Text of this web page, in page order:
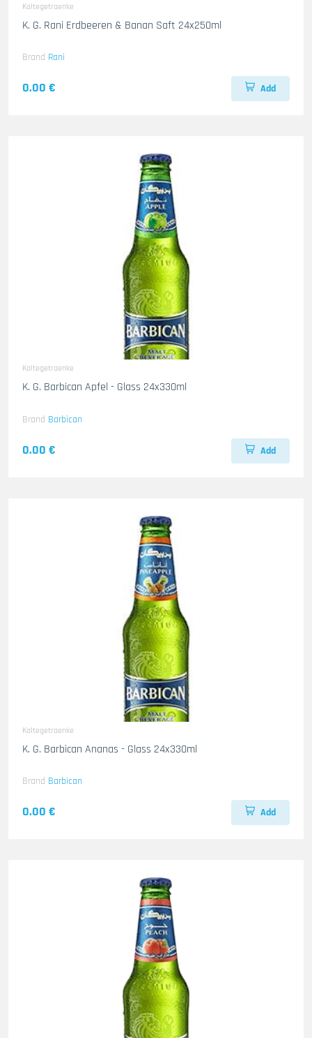
Kaltegetraenke
K. G. Rani Erdbeeren & Banan Saft 24x250ml
Brand Rani
0.00 € Add
Kaltegetraenke
K. G. Barbican Apfel - Glass 24x330ml
Brand Barbican
0.00 € Add
Kaltegetraenke
K. G. Barbican Ananas - Glass 24x330ml
Brand Barbican
0.00 € Add